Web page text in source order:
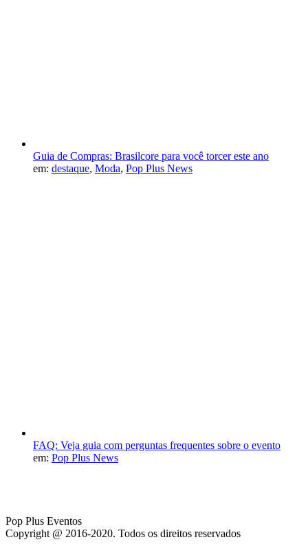
Guia de Compras: Brasilcore para você torcer este ano
em: destaque, Moda, Pop Plus News
FAQ: Veja guia com perguntas frequentes sobre o evento
em: Pop Plus News
Pop Plus Eventos
Copyright @ 2016-2020. Todos os direitos reservados